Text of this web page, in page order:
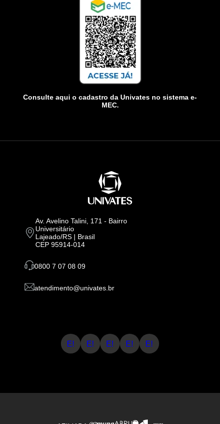
Consulte aqui o cadastro da Univates no sistema e-
MEC.
Av. Avelino Talini, 171 - Bairro
Universitário
Lajeado/RS | Brasil
CEP 95914-014
0800 7 07 08 09
atendimento@univates.br
E! E! E! E! E!